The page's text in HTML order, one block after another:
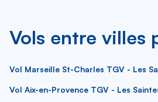
Vols entre villes
Vol Marseille St-Charles TGV - Les
Vol Aix-en-Provence TGV - Les